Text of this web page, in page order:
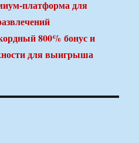
платформа для
800% бонус и
для выигрыша